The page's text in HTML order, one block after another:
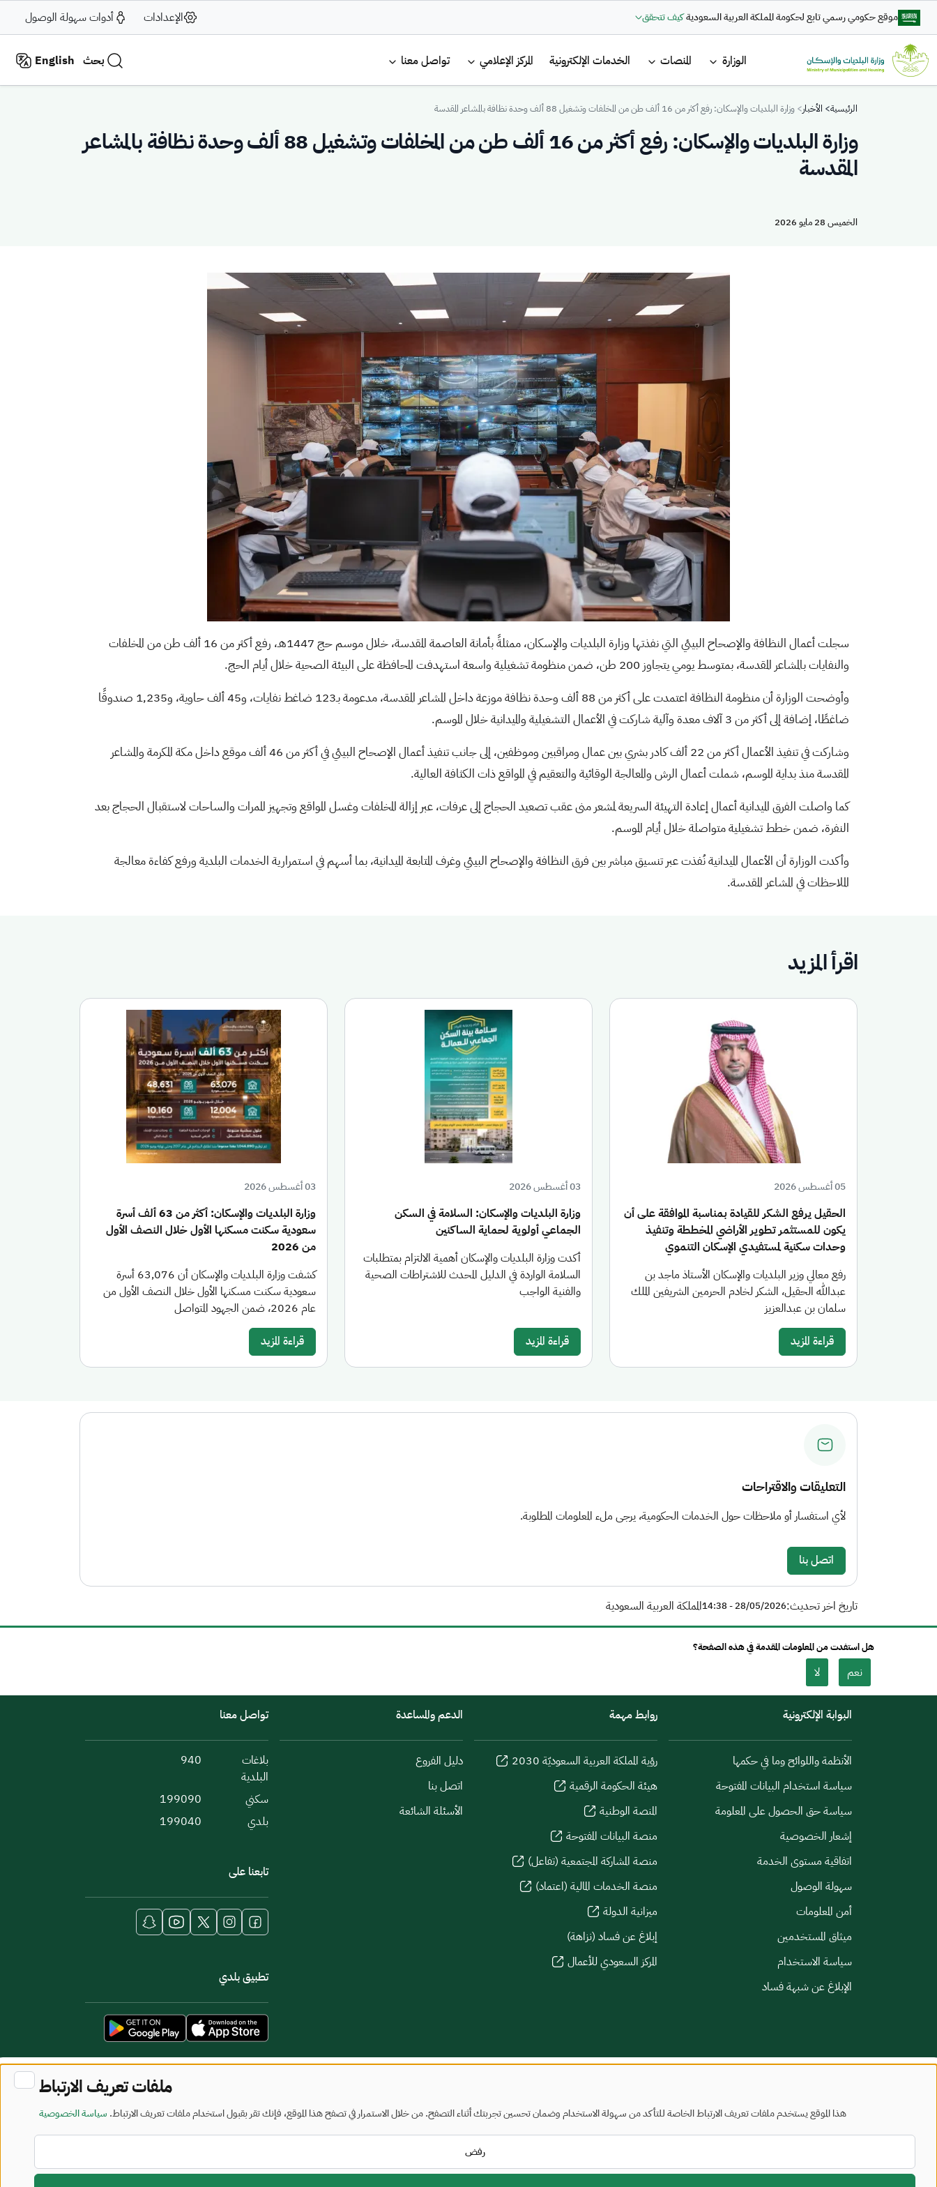
تجاوز إلى المحتوى الرئيسي
موقع حكومي رسمي تابع لحكومة المملكة العربية السعوديةكيف تتحقق الإعدادات أدوات سهولة الوصول
القائمة الرئيسية
الوزارة المنصات الخدمات الإلكترونية المركز الإعلامي تواصل معنا بحث English
Breadcrumb
الرئيسية الأخبار وزارة البلديات والإسكان: رفع أكثر من 16 ألف طن من المخلفات وتشغيل 88 ألف وحدة نظافة بالمشاعر المقدسة
وزارة البلديات والإسكان: رفع أكثر من 16 ألف طن من المخلفات وتشغيل 88 ألف وحدة نظافة بالمشاعر
المقدسة
الخميس 28 مايو 2026
سجلت أعمال النظافة والإصحاح البيئي التي نفذتها وزارة البلديات والإسكان، ممثلةً بأمانة العاصمة المقدسة، خلال موسم حج 1447هـ، رفع أكثر من 16 ألف طن من المخلفات
والنفايات بالمشاعر المقدسة، بمتوسط يومي يتجاوز 200 طن، ضمن منظومة تشغيلية واسعة استهدفت المحافظة على البيئة الصحية خلال أيام الحج.
وأوضحت الوزارة أن منظومة النظافة اعتمدت على أكثر من 88 ألف وحدة نظافة موزعة داخل المشاعر المقدسة، مدعومة بـ123 ضاغط نفايات، و45 ألف حاوية، و1,235 صندوقًا
ضاغطًا، إضافة إلى أكثر من 3 آلاف معدة وآلية شاركت في الأعمال التشغيلية والميدانية خلال الموسم.
وشاركت في تنفيذ الأعمال أكثر من 22 ألف كادر بشري بين عمال ومراقبين وموظفين، إلى جانب تنفيذ أعمال الإصحاح البيئي في أكثر من 46 ألف موقع داخل مكة المكرمة والمشاعر
المقدسة منذ بداية الموسم، شملت أعمال الرش والمعالجة الوقائية والتعقيم في المواقع ذات الكثافة العالية.
كما واصلت الفرق الميدانية أعمال إعادة التهيئة السريعة لمشعر منى عقب تصعيد الحجاج إلى عرفات، عبر إزالة المخلفات وغسل المواقع وتجهيز الممرات والساحات لاستقبال الحجاج بعد
النفرة، ضمن خطط تشغيلية متواصلة خلال أيام الموسم.
وأكدت الوزارة أن الأعمال الميدانية نُفذت عبر تنسيق مباشر بين فرق النظافة والإصحاح البيئي وغرف المتابعة الميدانية، بما أسهم في استمرارية الخدمات البلدية ورفع كفاءة معالجة
الملاحظات في المشاعر المقدسة.
اقرأ المزيد
05 أغسطس 2026
الحقيل يرفع الشكر للقيادة بمناسبة الموافقة على أن
يكون للمستثمر تطوير الأراضي المخططة وتنفيذ
وحدات سكنية لمستفيدي الإسكان التنموي
رفع معالي وزير البلديات والإسكان الأستاذ ماجد بن
عبدالله الحقيل، الشكر لخادم الحرمين الشريفين الملك
سلمان بن عبدالعزيز
قراءة المزيد
03 أغسطس 2026
وزارة البلديات والإسكان: السلامة في السكن
الجماعي أولوية لحماية الساكنين
أكدت وزارة البلديات والإسكان أهمية الالتزام بمتطلبات
السلامة الواردة في الدليل المحدث للاشتراطات الصحية
والفنية الواجب
قراءة المزيد
03 أغسطس 2026
وزارة البلديات والإسكان: أكثر من 63 ألف أسرة
سعودية سكنت مسكنها الأول خلال النصف الأول
من 2026
كشفت وزارة البلديات والإسكان أن 63,076 أسرة
سعودية سكنت مسكنها الأول خلال النصف الأول من
عام 2026، ضمن الجهود المتواصل
قراءة المزيد
التعليقات والاقتراحات
لأي استفسار أو ملاحظات حول الخدمات الحكومية، يرجى ملء المعلومات المطلوبة.
اتصل بنا
تاريخ اخر تحديث:28/05/2026 - 14:38 المملكة العربية السعودية
هل استفدت من المعلومات المقدمة في هذه الصفحة؟
نعم لا
البوابة الإلكترونية
الأنظمة واللوائح وما في حكمها
سياسة استخدام البيانات المفتوحة
سياسة حق الحصول على المعلومة
إشعار الخصوصية
اتفاقية مستوى الخدمة
سهولة الوصول
أمن المعلومات
ميثاق المستخدمين
سياسة الاستخدام
الإبلاغ عن شبهة فساد
روابط مهمة
رؤية المملكة العربية السعوديّة 2030
هيئة الحكومة الرقمية
المنصة الوطنية
منصة البيانات المفتوحة
منصة المشاركة المجتمعية (تفاعل)
منصة الخدمات المالية (اعتماد)
ميزانية الدولة
إبلاغ عن فساد (نزاهة)
المركز السعودي للأعمال
الدعم والمساعدة
دليل الفروع
اتصل بنا
الأسئلة الشائعة
تواصل معنا
بلاغات
البلدية
940
سكني
199090
بلدي
199040
تابعنا على
تطبيق بلدي
خريطة الموقع شروط الاستخدام
جميع الحقوق محفوظة - وزارة البلديات والإسكان © 2026
تم تطويره وصيانته بواسطة وزارة البلديات والإسكان
ملفات تعريف الارتباط
هذا الموقع يستخدم ملفات تعريف الارتباط الخاصة للتأكد من سهولة الاستخدام وضمان تحسين تجربتك أثناء التصفح. من خلال الاستمرار في تصفح هذا الموقع، فإنك تقر بقبول استخدام ملفات تعريف الارتباط. سياسة الخصوصية
رفض